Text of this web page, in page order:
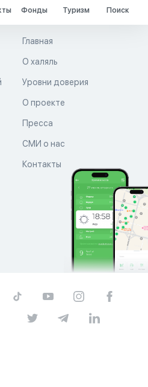
Фонды Туризм Поиск
Главная
О халяль
Уровни доверия
О проекте
Пресса
СМИ о нас
Контакты